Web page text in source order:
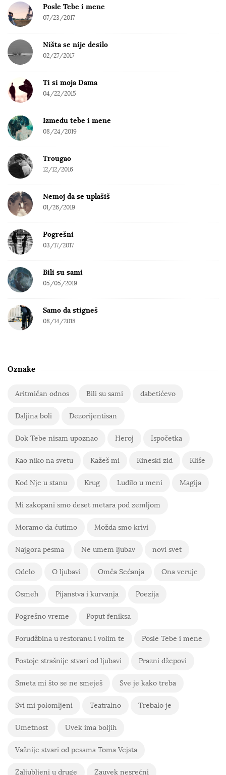
c
h
r
Posle Tebe i mene
07/23/2017
Ništa se nije desilo
02/27/2017
Ti si moja Dama
04/22/2015
Između tebe i mene
08/24/2019
Trougao
12/12/2016
Nemoj da se uplašiš
01/26/2019
Pogrešni
03/17/2017
Bili su sami
05/05/2019
Samo da stigneš
08/14/2018
Oznake
Aritmičan odnos Bili su sami dabetićevo
Daljina boli Dezorijentisan
Dok Tebe nisam upoznao Heroj Ispočetka
Kao niko na svetu Kažeš mi Kineski zid Kliše
Kod Nje u stanu Krug Ludilo u meni Magija
Mi zakopani smo deset metara pod zemljom
Moramo da ćutimo Možda smo krivi
Najgora pesma Ne umem ljubav novi svet
Odelo O ljubavi Omča Sećanja Ona veruje
Osmeh Pijanstva i kurvanja Poezija
Pogrešno vreme Poput feniksa
Porudžbina u restoranu i volim te Posle Tebe i mene
Postoje strašnije stvari od ljubavi Prazni džepovi
Smeta mi što se ne smeješ Sve je kako treba
Svi mi polomljeni Teatralno Trebalo je
Umetnost Uvek ima boljih
Važnije stvari od pesama Toma Vejsta
Zaljubljeni u druge Zauvek nesrećni